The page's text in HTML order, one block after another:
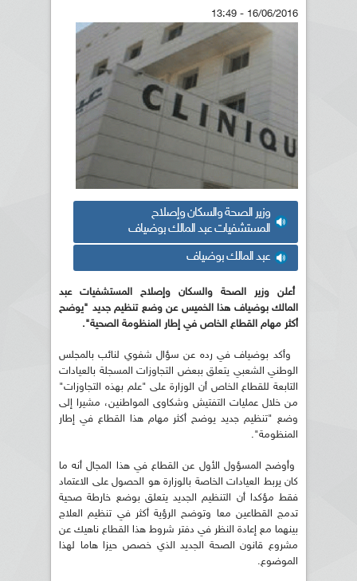
16/06/2016 - 13:49
وزير الصحة والسكان وإصلاح
المستشفيات عبد المالك بوضياف
عبد المالك بوضياف
أعلن وزير الصحة والسكان وإصلاح المستشفياتعبد
المالك بوضياف هذا الخميس عن وضع تنظيم جديد "يوضح
أكثر مهام القطاع الخاص في إطار المنظومة الصحية".
وأكد بوضياف في رده عن سؤال شفوي لنائب بالمجلس
الوطني الشعبي يتعلق ببعض التجاوزات المسجلة بالعيادات
التابعة للقطاع الخاص أن الوزارة على "علم بهذه التجاوزات"
من خلال عمليات التفتيش وشكاوى المواطنين، مشيرا إلى
وضع "تنظيم جديد يوضح أكثر مهام هذا القطاع في إطار
المنظومة".
وأوضح المسؤول الأول عن القطاع في هذا المجال أنه ما
كان يربط العيادات الخاصة بالوزارة هو الحصول على الاعتماد
فقط مؤكدا أن التنظيم الجديد يتعلق بوضع خارطة صحية
تدمج القطاعين معا وتوضح الرؤية أكثر في تنظيم العلاج
بينهما مع إعادة النظر في دفتر شروط هذا القطاع ناهيك عن
مشروع قانون الصحة الجديد الذي خصص حيزا هاما لهذا
الموضوع.